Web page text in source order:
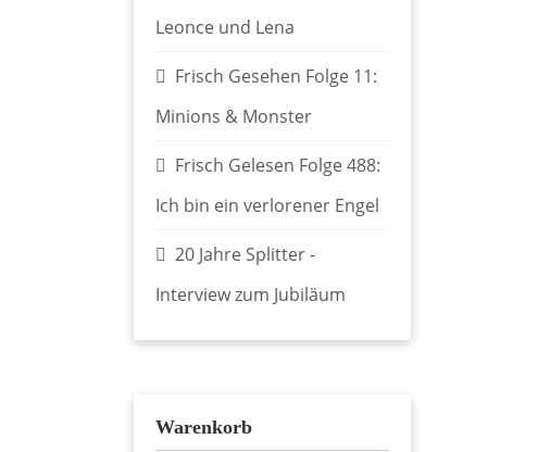
Leonce und Lena
Frisch Gesehen Folge 11:
Minions & Monster
Frisch Gelesen Folge 488:
Ich bin ein verlorener Engel
20 Jahre Splitter -
Interview zum Jubiläum
Warenkorb